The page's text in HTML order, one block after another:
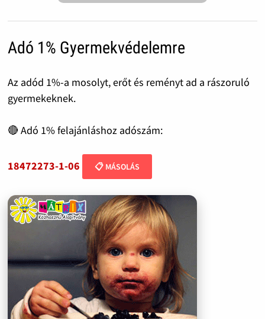
Adó 1% Gyermekvédelemre
Az adód 1%-a mosolyt, erőt és reményt ad a rászoruló
gyermekeknek.
🔴 Adó 1% felajánláshoz adószám:
18472273-1-06 📋 MÁSOLÁS